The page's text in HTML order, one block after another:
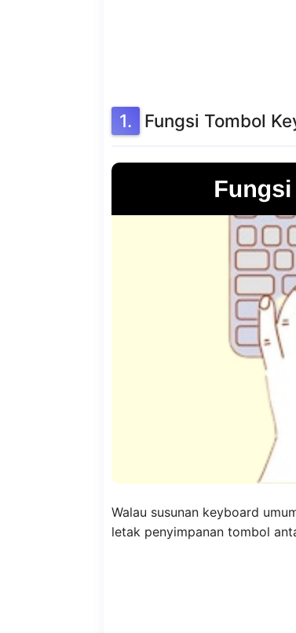
Fungsi Tombol
Walau susunan keyboard
letak penyimpanan tombol